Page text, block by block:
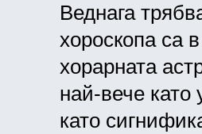
Веднага
хороскопа са
хорарната
най-вече
като